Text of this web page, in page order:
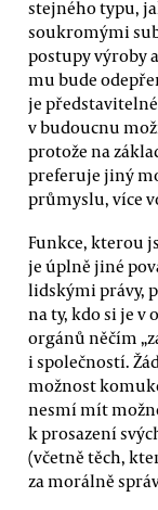
stejného typu,
soukromými
postupy výroby
mu bude
je
v budoucnu
protože na
preferuje jiný
průmyslu, více
Funkce, kterou
je úplně jiné
lidskými právy,
na ty, kdo si je v
orgánů něčím
i společností.
možnost
nesmí mít
k prosazení
(včetně těch,
za morálně